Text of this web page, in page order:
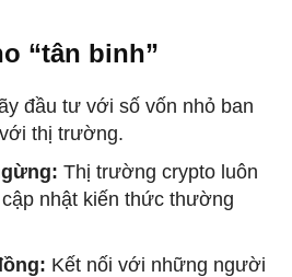
“tân binh”
đầu tư với số vốn nhỏ ban
thị trường.
Thị trường crypto luôn
nhật kiến thức thường
Kết nối với những người